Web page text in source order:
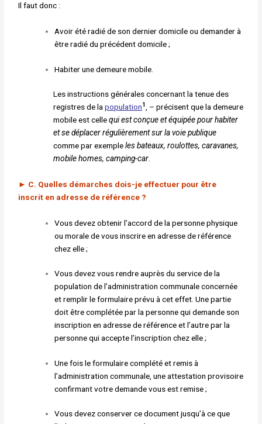
Il faut donc :
Avoir été radié de son dernier domicile ou demander à
être radié du précédent domicile ;
Habiter une demeure mobile.
Les instructions générales concernant la tenue des
registres de lapopulation1
, – précisent que la demeure
mobile est cellequi est conçue et équipée pour habiter
et se déplacerrégulièrement sur la voie publique
comme par exemplelesbateaux, roulottes, caravanes,
mobile homes, camping-car
► C. Quelles démarches dois-je effectuer pour être
inscrit en adresse de référence ?
Vous devez obtenir l’accord de la personne physique
ou morale de vous inscrire en adresse de référence
chez elle ;
Vous devez vous rendre auprès du service de la
population de l’administration communale concernée
et remplir le formulaire prévu à cet effet. Une partie
doit être complétée par la personne qui demande son
inscription en adresse de référence et l’autre par la
personne qui accepte l’inscription chez elle ;
Une fois le formulaire complété et remis à
l’administration communale, une attestation provisoire
confirmant votre demande vous est remise ;
Vous devez conserver ce document jusqu’à ce que